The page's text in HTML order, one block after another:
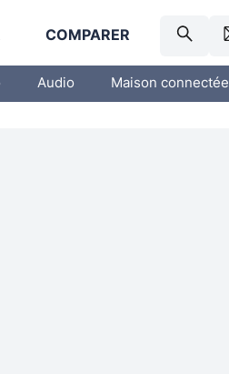
COMPARER
Audio Maison connectée